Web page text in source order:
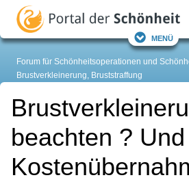
Menü
Forum für Schönheitsoperationen und
Brustverkleinerung, Bruststraffung
beachten ? Und